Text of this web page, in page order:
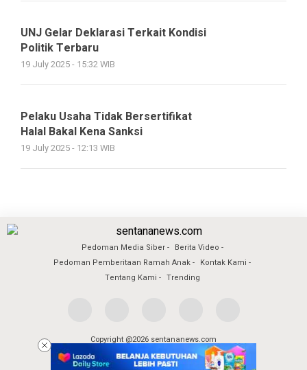
UNJ Gelar Deklarasi Terkait Kondisi
Politik Terbaru
19 July 2025 - 15:32 WIB
Pelaku Usaha Tidak Bersertifikat
Halal Bakal Kena Sanksi
19 July 2025 - 12:13 WIB
Pedoman Media Siber
Berita Video
Pedoman Pemberitaan Ramah Anak
Kontak Kami
Tentang Kami
Trending
Copyright @2026 sentananews.com
All Rights Reserved